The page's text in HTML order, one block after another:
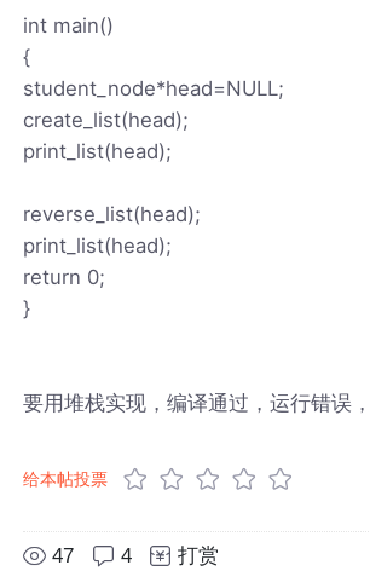
int main()
{
student_node*head=NULL;
create_list(head);
print_list(head);
reverse_list(head);
print_list(head);
return 0;
}
要用堆栈实现，编译通过，运行错误
给本帖投票
47 4 打赏